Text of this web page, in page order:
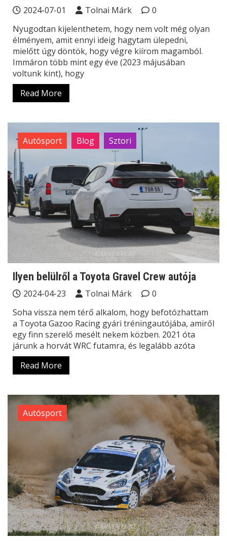
2024-07-01 Tolnai Márk
0
Nyugodtan kijelenthetem, hogy nem volt még olyan
élményem, amit ennyi ideig hagytam ülepedni,
mielőtt úgy döntök, hogy végre kiírom magamból.
Immáron több mint egy éve (2023 májusában
voltunk kint), hogy
Read More
Autósport Blog Sztori
Ilyen belülről a Toyota Gravel Crew autója
2024-04-23 Tolnai Márk
0
Soha vissza nem térő alkalom, hogy befotózhattam
a Toyota Gazoo Racing gyári tréningautójába, amiről
egy finn szerelő mesélt nekem közben. 2021 óta
járunk a horvát WRC futamra, és legalább azóta
Read More
Autósport